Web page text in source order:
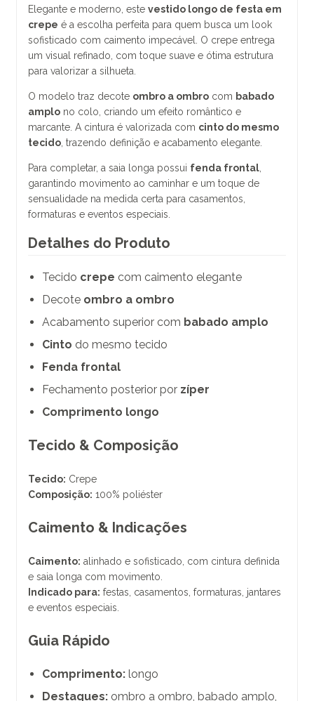
Elegante e moderno, este vestido longo de festa em
crepe é a escolha perfeita para quem busca um look
sofisticado com caimento impecável. O crepe entrega
um visual refinado, com toque suave e ótima estrutura
para valorizar a silhueta.
O modelo traz decote ombro a ombro com babado
amplo no colo, criando um efeito romântico e
marcante. A cintura é valorizada com cinto do mesmo
tecido , trazendo definição e acabamento elegante.
Para completar, a saia longa possui fenda frontal
garantindo movimento ao caminhar e um toque de
sensualidade na medida certa para casamentos,
formaturas e eventos especiais.
Detalhes do Produto
Tecido crepe com caimento elegante
Decote ombro a ombro
Acabamento superior com babado amplo
Cinto do mesmo tecido
Fenda frontal
Fechamento posterior por zíper
Comprimento longo
Tecido & Composição
Tecido: Crepe
Composição: 100% poliéster
Caimento & Indicações
Caimento: alinhado e sofisticado, com cintura definida
e saia longa com movimento.
Indicado para: festas, casamentos, formaturas, jantares
e eventos especiais.
Guia Rápido
Comprimento: longo
Destaques: ombro a ombro, babado amplo,